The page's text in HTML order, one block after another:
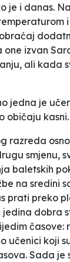
je i danas.
izvan
ali kada
jedna je
običaju kasni.
razreda
smjenu,
baletskih
na sredini
prati preko
dobra
časove:
učenici koji
Sada je